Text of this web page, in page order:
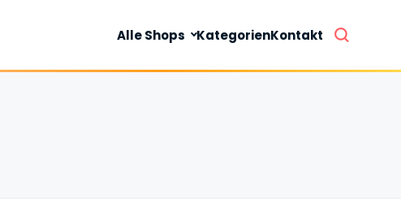
Alle Shops KategorienKontakt